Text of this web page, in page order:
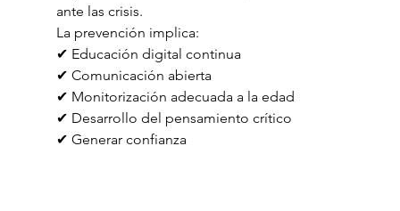
ante las crisis.
La prevención implica:
✔ Educación digital continua
✔ Comunicación abierta
✔ Monitorización adecuada a la edad
✔ Desarrollo del pensamiento crítico
✔ Generar confianza